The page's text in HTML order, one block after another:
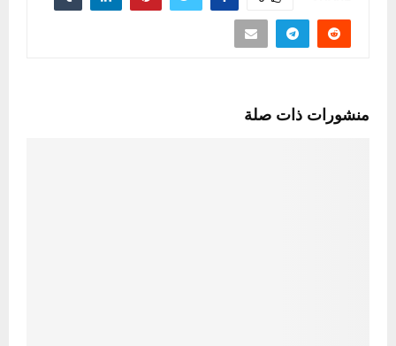
منشورات ذات صلة